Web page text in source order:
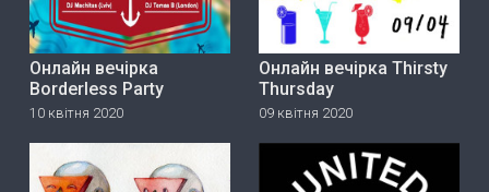
Онлайн вечірка
Borderless Party
10 квітня 2020
Онлайн вечірка Thirsty
Thursday
09 квітня 2020